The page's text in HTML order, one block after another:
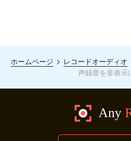
ホームページ レコードオーディオ
声録音を非表示